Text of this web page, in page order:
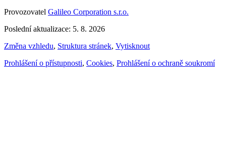
Provozovatel Galileo Corporation s.r.o.
Poslední aktualizace: 5. 8. 2026
Změna vzhledu, Struktura stránek, Vytisknout
Prohlášení o přístupnosti, Cookies, Prohlášení o ochraně soukromí